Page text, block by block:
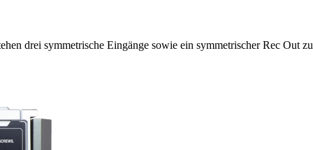
drei symmetrische Eingänge sowie ein symmetrischer Rec Out